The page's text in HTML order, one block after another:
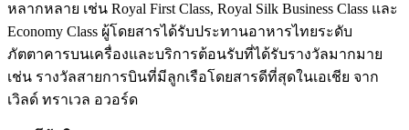
หลากหลาย เช่น Royal First Class, Royal Silk Business Class และ
Economy Class ผู้โดยสารได้รับประทานอาหารไทยระดับ
ภัตตาคารบนเครื่องและบริการต้อนรับที่ได้รับรางวัลมากมาย
เช่น รางวัลสายการบินที่มีลูกเรือโดยสารดีที่สุดในเอเชีย จาก
เวิลด์ ทราเวล อวอร์ด